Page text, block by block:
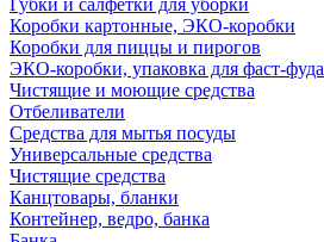
Губки и салфетки для уборки
Коробки картонные, ЭКО-коробки
Коробки для пиццы и пирогов
ЭКО-коробки, упаковка для фаст-фуда
Чистящие и моющие средства
Отбеливатели
Средства для мытья посуды
Универсальные средства
Чистящие средства
Канцтовары, бланки
Контейнер, ведро, банка